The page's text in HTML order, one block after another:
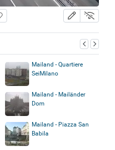
Mailand - Quartiere
SeiMilano
Mailand - Mailänder
Dom
Mailand - Piazza San
Babila